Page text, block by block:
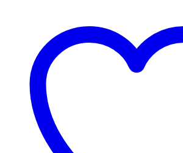
[Digital]
Menge